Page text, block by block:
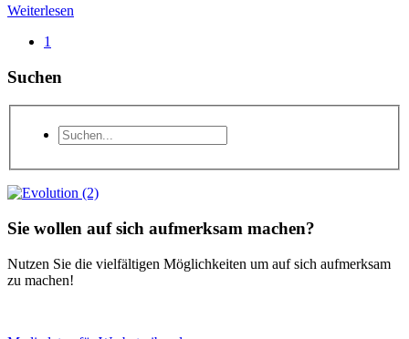
Weiterlesen
1
Suchen
Sie wollen auf sich aufmerksam machen?
Nutzen Sie die vielfältigen Möglichkeiten um auf sich aufmerksam
zu machen!